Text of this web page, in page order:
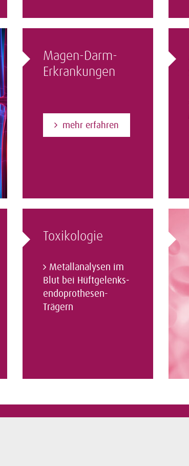
Magen-Darm-
Erkrankungen
mehr erfahren
Toxikologie
Metallanalysen im
Blut bei Hüftgelenks­
endoprothesen-
Trägern